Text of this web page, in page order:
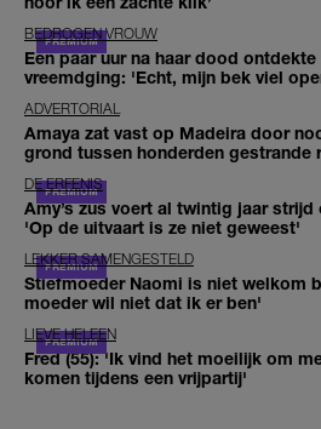
BEDROGEN VROUW
Een paar uur na haar dood
vreemdging: 'Echt, mijn bek viel
ADVERTORIAL
Amaya zat vast op Madeira door
grond tussen honderden gestrande
DE ERFENIS
Amy’s zus voert al twintig jaar strijd
'Op de uitvaart is ze niet geweest'
LEKKER SAMENGESTELD
Stiefmoeder Naomi is niet welkom
moeder wil niet dat ik er ben'
LIEVE HELEEN
Fred (55): 'Ik vind het moeilijk om
komen tijdens een vrijpartij'